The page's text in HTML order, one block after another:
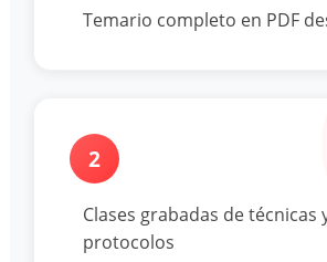
Temario completo en PDF
2
Clases grabadas de técnicas
protocolos